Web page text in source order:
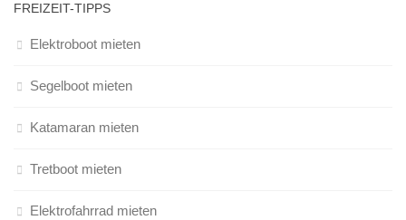
FREIZEIT-TIPPS
Elektroboot mieten
Segelboot mieten
Katamaran mieten
Tretboot mieten
Elektrofahrrad mieten